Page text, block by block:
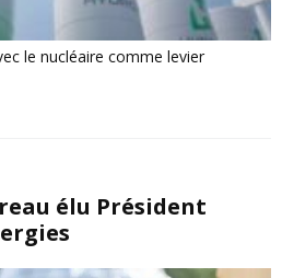
le nucléaire comme levier
élu Président